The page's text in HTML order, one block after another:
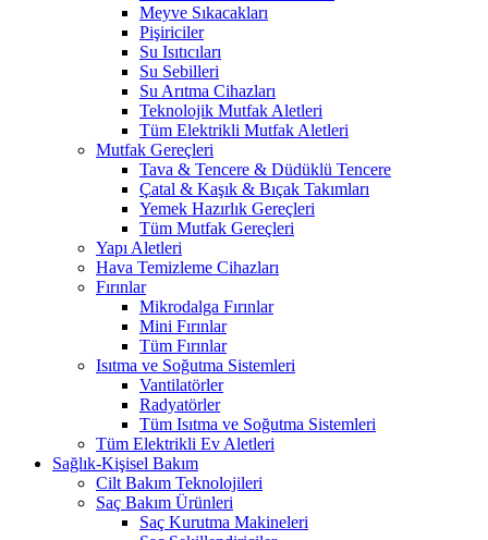
Meyve Sıkacakları
Pişiriciler
Su Isıtıcıları
Su Sebilleri
Su Arıtma Cihazları
Teknolojik Mutfak Aletleri
Tüm Elektrikli Mutfak Aletleri
Mutfak Gereçleri
Tava & Tencere & Düdüklü Tencere
Çatal & Kaşık & Bıçak Takımları
Yemek Hazırlık Gereçleri
Tüm Mutfak Gereçleri
Yapı Aletleri
Hava Temizleme Cihazları
Fırınlar
Mikrodalga Fırınlar
Mini Fırınlar
Tüm Fırınlar
Isıtma ve Soğutma Sistemleri
Vantilatörler
Radyatörler
Tüm Isıtma ve Soğutma Sistemleri
Tüm Elektrikli Ev Aletleri
Sağlık-Kişisel Bakım
Cilt Bakım Teknolojileri
Saç Bakım Ürünleri
Saç Kurutma Makineleri